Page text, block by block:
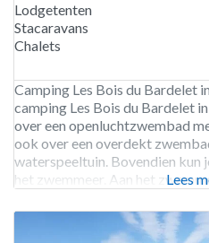
Lodgetenten
Stacaravans
Chalets
Camping Les Bois du Bardelet
camping Les Bois du Bardelet
over een openluchtzwembad
ook over een overdekt
waterspeeltuin. Bovendien kun
het zwemmeer. Aan het Lees